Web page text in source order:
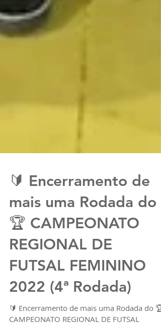
🔰 Encerramento de
mais uma Rodada do
🏆 CAMPEONATO
REGIONAL DE
FUTSAL FEMININO
2022 (4ª Rodada)